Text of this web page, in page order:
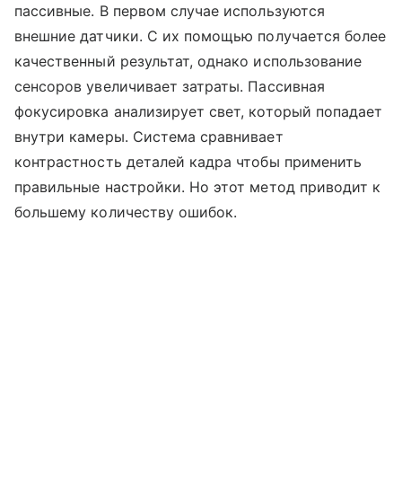
пассивные. В первом случае используются
внешние датчики. С их помощью получается более
качественный результат, однако использование
сенсоров увеличивает затраты. Пассивная
фокусировка анализирует свет, который попадает
внутри камеры. Система сравнивает
контрастность деталей кадра чтобы применить
правильные настройки. Но этот метод приводит к
большему количеству ошибок.